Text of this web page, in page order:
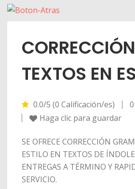
TEXTOS EN
0.0/5 (0 Calificación/es)
Haga clic para guardar
SE OFRECE CORRECCIÓN
ESTILO EN TEXTOS DE
ENTREGAS A TÉRMINO Y
SERVICIO.